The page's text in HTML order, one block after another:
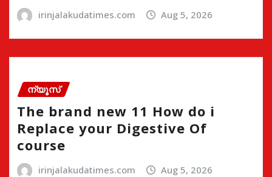
irinjalakudatimes.com Aug 5, 2026
ന്യൂസ്
The brand new 11 How do i
Replace your Digestive Of
course
irinjalakudatimes.com Aug 5, 2026